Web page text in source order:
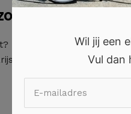
aan Parijs?
Dan wil je van tevoren
is een geweldige en
Wil jij een
Vul dan